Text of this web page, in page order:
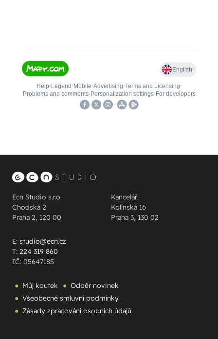
Ecn Studio s.r.o
Chodská 2
Praha 2, 120 00
Kancelář:
Kolínská 16
Praha 3, 130 02
E: studio@ecn.cz
T: 224 319 860
IČ: 05647185
Můj koutek
Odběr novinek
Všeobecné smluvní podmínky
Zásady zpracování osobních údajů